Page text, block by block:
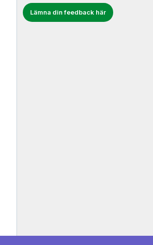
Lämna din feedback här